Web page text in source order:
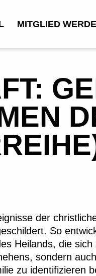
MITGLIED
der
So
Heilands, die
sondern
zu identifizieren